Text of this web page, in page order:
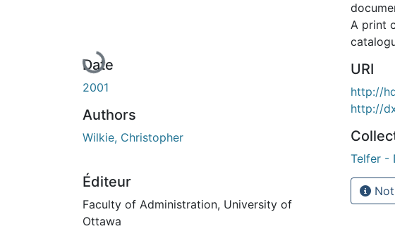
En cours de chargement...
Date
2001
Authors
Wilkie, Christopher
Éditeur
Faculty of Administration, University of
Ottawa
A print
URI
http://
http://
Telfer -